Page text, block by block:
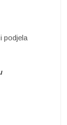
podjela